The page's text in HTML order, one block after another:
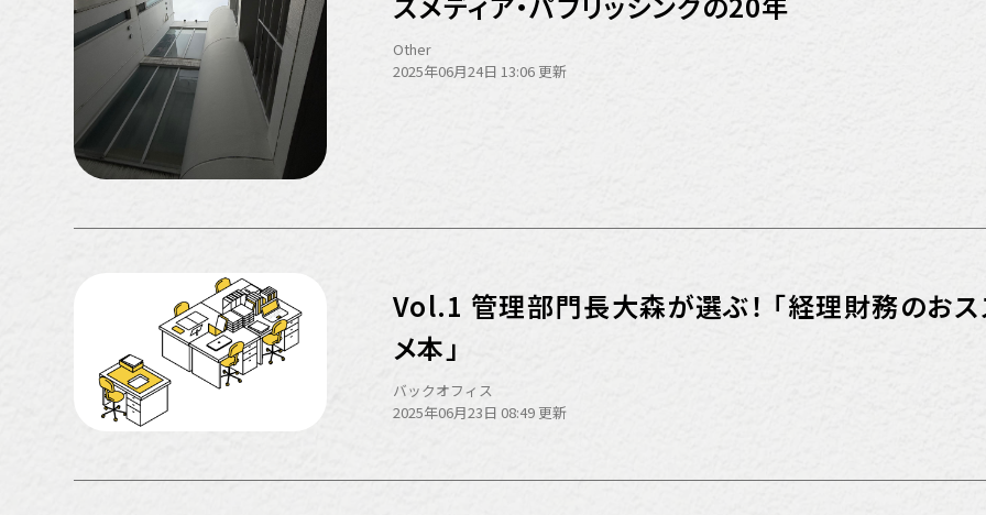
Other
2025年06月24日 13:06 更新
Vol.1 管理部門長大森が選ぶ！ 「経理財務のお
メ本」
バックオフィス
2025年06月23日 08:49 更新